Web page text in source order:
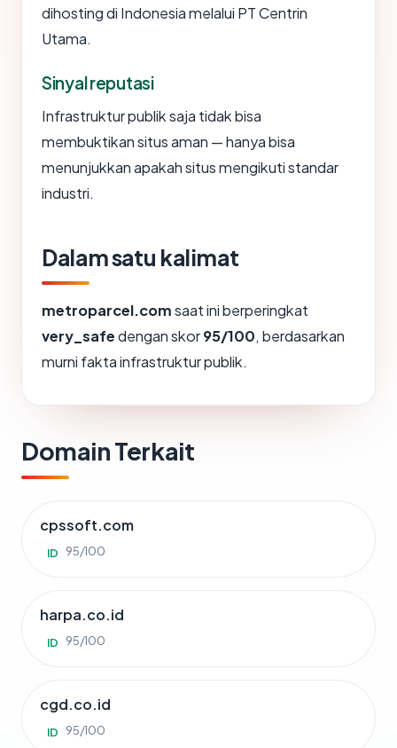
dihosting di Indonesia melalui PT Centrin
Utama.
Sinyal reputasi
Infrastruktur publik saja tidak bisa
membuktikan situs aman — hanya bisa
menunjukkan apakah situs mengikuti standar
industri.
Dalam satu kalimat
metroparcel.comsaat ini berperingkat
very_safedengan skor95/100, berdasarkan
murni fakta infrastruktur publik.
Domain Terkait
cpssoft.com
ID 95/100
harpa.co.id
ID 95/100
cgd.co.id
ID 95/100